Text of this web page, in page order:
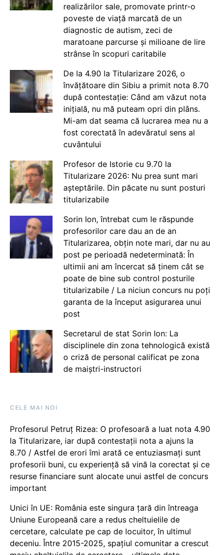
realizărilor sale, promovate printr-o
poveste de viață marcată de un
diagnostic de autism, zeci de
maratoane parcurse și milioane de lire
strânse în scopuri caritabile
De la 4.90 la Titularizare 2026, o
învățătoare din Sibiu a primit nota 8.70
după contestație: Când am văzut nota
inițială, nu mă puteam opri din plâns.
Mi-am dat seama că lucrarea mea nu a
fost corectată în adevăratul sens al
cuvântului
Profesor de Istorie cu 9.70 la
Titularizare 2026: Nu prea sunt mari
așteptările. Din păcate nu sunt posturi
titularizabile
Sorin Ion, întrebat cum le răspunde
profesorilor care dau an de an
Titularizarea, obțin note mari, dar nu au
post pe perioadă nedeterminată: În
ultimii ani am încercat să ținem cât se
poate de bine sub control posturile
titularizabile / La niciun concurs nu poți
garanta de la început asigurarea unui
post
Secretarul de stat Sorin Ion: La
disciplinele din zona tehnologică există
o criză de personal calificat pe zona
de maiștri-instructori
CELE MAI NOI
Profesorul Petruț Rizea: O profesoară a luat nota 4.90
la Titularizare, iar după contestații nota a ajuns la
8.70 / Astfel de erori îmi arată ce entuziasmați sunt
profesorii buni, cu experiență să vină la corectat și ce
resurse financiare sunt alocate unui astfel de concurs
important
Unici în UE: România este singura țară din întreaga
Uniune Europeană care a redus cheltuielile de
cercetare, calculate pe cap de locuitor, în ultimul
deceniu. Între 2015-2025, spațiul comunitar a crescut